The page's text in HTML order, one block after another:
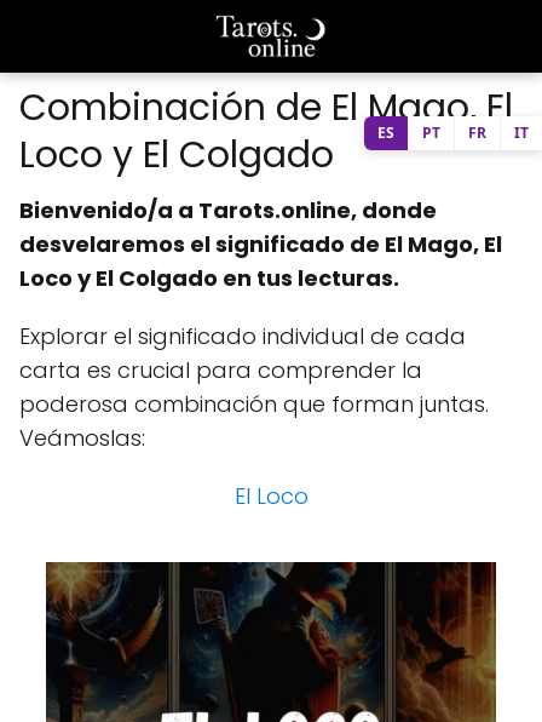
Combinación de El Mago, El
Loco y El Colgado
Bienvenido/a a Tarots.online, donde
desvelaremos el significado de El Mago, El
Loco y El Colgado en tus lecturas.
Explorar el significado individual de cada
carta es crucial para comprender la
poderosa combinación que forman juntas.
Veámoslas:
El Loco
ES PT FR IT